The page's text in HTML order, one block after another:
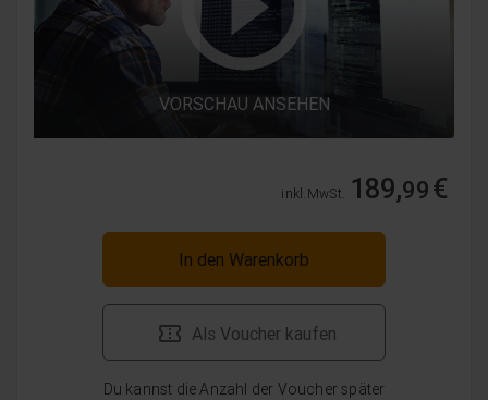
VORSCHAU ANSEHEN
inkl. MwSt. 189,99€
In den Warenkorb
Als Voucher kaufen
Du kannst die Anzahl der Voucher später